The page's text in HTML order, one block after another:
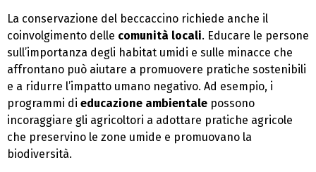
La conservazione del beccaccino richiede anche il
coinvolgimento delle comunità locali. Educare le persone
sull’importanza degli habitat umidi e sulle minacce che
affrontano può aiutare a promuovere pratiche sostenibili
e a ridurre l’impatto umano negativo. Ad esempio, i
programmi di educazione ambientale possono
incoraggiare gli agricoltori a adottare pratiche agricole
che preservino le zone umide e promuovano la
biodiversità.